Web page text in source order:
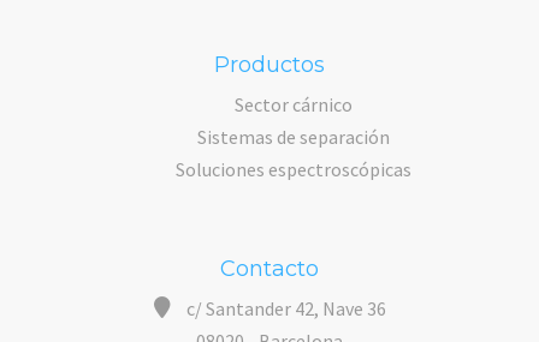
Productos
Sector cárnico
Sistemas de separación
Soluciones espectroscópicas
Contacto
c/ Santander 42, Nave 36